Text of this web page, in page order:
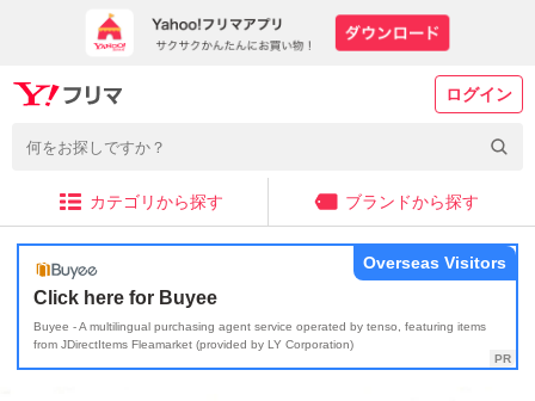
ログイン
カテゴリから探す ブランドから探す
Click here for Buyee
Buyee - A multilingual purchasing agent service operated by tenso, featuring items
from JDirectItems Fleamarket (provided by LY Corporation)
Overseas Visitors